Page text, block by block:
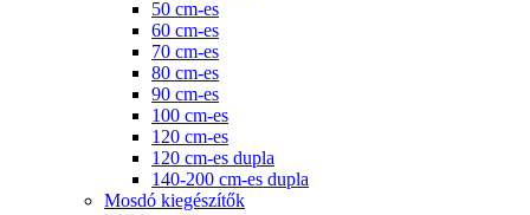
50 cm-es
60 cm-es
70 cm-es
80 cm-es
90 cm-es
100 cm-es
120 cm-es
120 cm-es dupla
140-200 cm-es dupla
Mosdó kiegészítők